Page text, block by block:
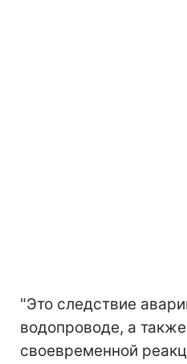
"Это следствие
водопроводе, а
своевременной